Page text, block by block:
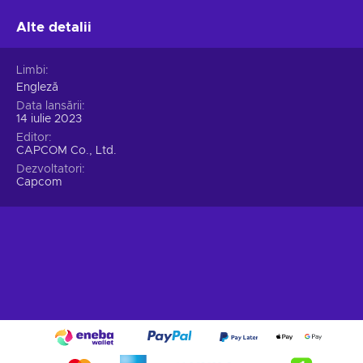
Instalații
Experimentează constant și personalizează-ți stilul de joc
combinând diferite Rig-uri și exosuite;
Amenințare preistorică
odată prădători de vârf ai regnului animal, în timp ce
aceștia se întorc cu ferocitate mutantă prin vortexurile
spațiu-timp. În această situație îngrozitoare, singura
speranță a umanității constă în ingeniozitatea lor și în
unice, abilitățile de neegalat și atacurile devastatoare;
Exoprimal la preț ieftin.
Alte detalii
Limbi
Engleză
Data lansării
14 iulie 2023
Editor
CAPCOM Co., Ltd.
Dezvoltatori
Capcom